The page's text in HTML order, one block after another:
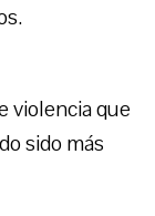
violencia que
sido más